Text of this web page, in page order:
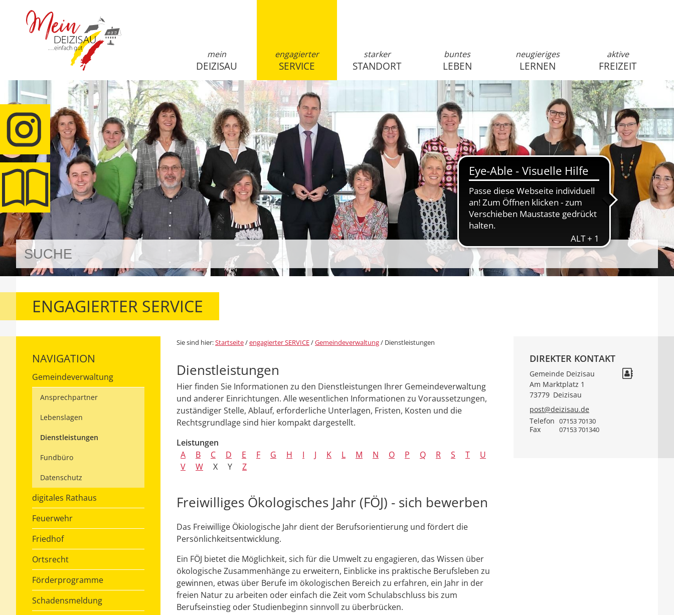
anmelden
mein
DEIZISAU
engagierter
SERVICE
starker
STANDORT
buntes
LEBEN
neugieriges
LERNEN
aktive
FREIZEIT
ENGAGIERTER SERVICE
NAVIGATION
Gemeindeverwaltung
Ansprechpartner
Lebenslagen
Dienstleistungen
Fundbüro
Datenschutz
digitales Rathaus
Feuerwehr
Friedhof
Ortsrecht
Förderprogramme
Schadensmeldung
Sie sind hier:Startseite/engagierter SERVICE/Gemeindeverwaltung/ Dienstleistungen
Dienstleistungen
Hier finden Sie Informationen zu den Dienstleistungen Ihrer Gemeindeverwaltung
und anderer Einrichtungen. Alle wesentlichen Informationen zu Voraussetzungen,
zuständiger Stelle, Ablauf, erforderliche Unterlagen, Fristen, Kosten und die
Rechtsgrundlage sind hier kompakt dargestellt.
Leistungen
A
B C D E F G H I J K L M N O P Q R S T
U
V
W X Y Z
Freiwilliges Ökologisches Jahr (FÖJ) - sich bewerben
Das Freiwillige Ökiologische Jahr dient der Berufsorientierung und fördert die
Persönlichkeitsentwicklung.
Ein FÖJ bietet die Möglichkeit, sich für die Umwelt zu engagieren, das Wissen über
ökologische Zusammenhänge zu erweitern, Einblicke ins praktische Berufsleben zu
gewinnen, etwas über Berufe im ökologischen Bereich zu erfahren, ein Jahr in der
freien Natur zu arbeiten oder einfach die Zeit vom Schulabschluss bis zum
Berufseinstieg oder Studienbeginn sinnvoll zu überbrücken.
DIREKTER KONTAKT
Gemeinde Deizisau
Am Marktplatz 1
73779 Deizisau
post@deizisau.de
Telefon 07153 70130
Fax 07153 701340